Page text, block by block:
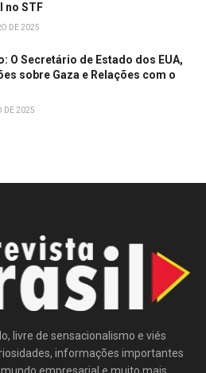
no STF
DE 2025
O Secretário de Estado dos EUA,
sobre Gaza e Relações com o
DE 2025
livre de sensacionalismo e viés
informações importantes